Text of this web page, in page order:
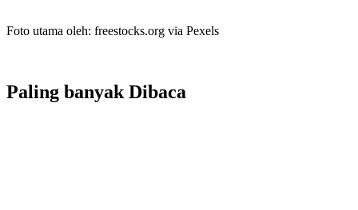
Foto utama oleh: freestocks.org via Pexels
Paling banyakDibaca